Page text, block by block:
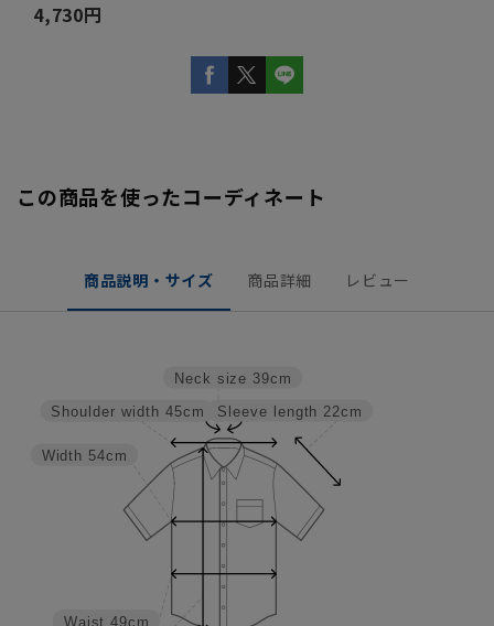
4,730円
この商品を使ったコーディネート
商品説明・サイズ 商品詳細 レビュー
Sleeve length 22cm
Neck size 39cm
Waist 49cm
Width 54cm
Shoulder width 45cm